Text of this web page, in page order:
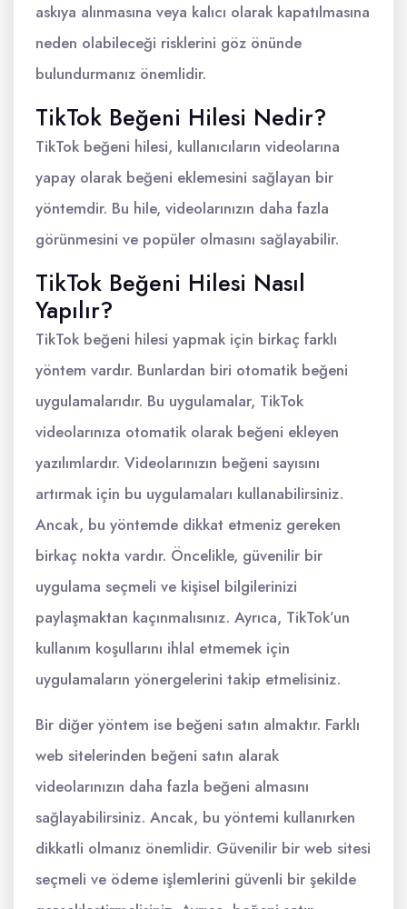
askıya alınmasına veya kalıcı olarak kapatılmasına
neden olabileceği risklerini göz önünde
bulundurmanız önemlidir.
TikTok Beğeni Hilesi Nedir?
TikTok beğeni hilesi, kullanıcıların videolarına
yapay olarak beğeni eklemesini sağlayan bir
yöntemdir. Bu hile, videolarınızın daha fazla
görünmesini ve popüler olmasını sağlayabilir.
TikTok Beğeni Hilesi Nasıl
Yapılır?
TikTok beğeni hilesi yapmak için birkaç farklı
yöntem vardır. Bunlardan biri otomatik beğeni
uygulamalarıdır. Bu uygulamalar, TikTok
videolarınıza otomatik olarak beğeni ekleyen
yazılımlardır. Videolarınızın beğeni sayısını
artırmak için bu uygulamaları kullanabilirsiniz.
Ancak, bu yöntemde dikkat etmeniz gereken
birkaç nokta vardır. Öncelikle, güvenilir bir
uygulama seçmeli ve kişisel bilgilerinizi
paylaşmaktan kaçınmalısınız. Ayrıca, TikTok’un
kullanım koşullarını ihlal etmemek için
uygulamaların yönergelerini takip etmelisiniz.
Bir diğer yöntem ise beğeni satın almaktır. Farklı
web sitelerinden beğeni satın alarak
videolarınızın daha fazla beğeni almasını
sağlayabilirsiniz. Ancak, bu yöntemi kullanırken
dikkatli olmanız önemlidir. Güvenilir bir web sitesi
seçmeli ve ödeme işlemlerini güvenli bir şekilde